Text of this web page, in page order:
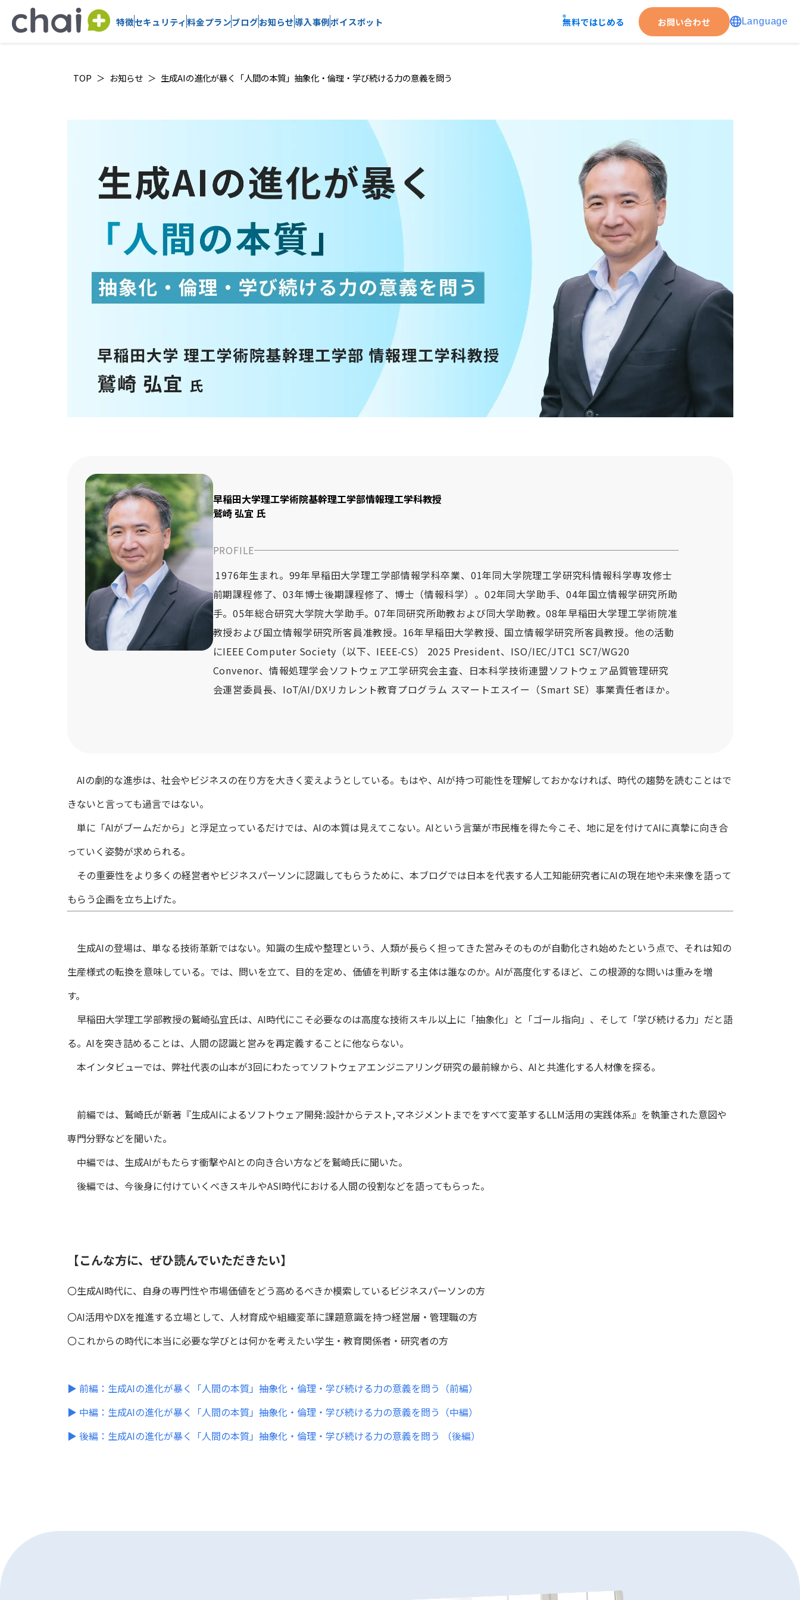
特徴セキュリティ 料金プランブログお知らせ導入事例ボイスボット 無料ではじめる お問い合わせ Language
TOP お知らせ 生成AIの進化が暴く「人間の本質」――抽象化・倫理・学び続ける力の意義を問う
早稲田大学理工学術院基幹理工学部情報理工学科教授
鷲崎 弘宜 氏
PROFILE
1976年生まれ。99年早稲田大学理工学部情報学科卒業、01年同大学院理工学研究科情報科学専攻修士
前期課程修了、03年博士後期課程修了、博士（情報科学）。02年同大学助手、04年国立情報学研究所助
手。05年総合研究大学院大学助手。07年同研究所助教および同大学助教。08年早稲田大学理工学術院准
教授および国立情報学研究所客員准教授。16年早稲田大学教授、国立情報学研究所客員教授。他の活動
にIEEE Computer Society （以下、IEEE-CS）
2025 President、ISO/IEC/JTC1 SC7/WG20
Convenor、情報処理学会ソフトウェア工学研究会主査、日本科学技術連盟ソフトウェア品質管理研究
会運営委員長、IoT/AI/DXリカレント教育プログラム スマートエスイー（Smart SE）事業責任者ほか。
AIの劇的な進歩は、社会やビジネスの在り方を大きく変えようとしている。もはや、AIが持つ可能性を理解しておかなければ、時代の趨勢を読むことはで
きないと言っても過言ではない。
単に「AIがブームだから」と浮足立っているだけでは、AIの本質は見えてこない。AIという言葉が市民権を得た今こそ、地に足を付けてAIに真摯に向き合
っていく姿勢が求められる。
その重要性をより多くの経営者やビジネスパーソンに認識してもらうために、本ブログでは日本を代表する人工知能研究者にAIの現在地や未来像を語って
もらう企画を立ち上げた。
生成AIの登場は、単なる技術革新ではない。知識の生成や整理という、人類が長らく担ってきた営みそのものが自動化され始めたという点で、それは知の
生産様式の転換を意味している。では、問いを立て、目的を定め、価値を判断する主体は誰なのか。AIが高度化するほど、この根源的な問いは重みを増
す。
早稲田大学理工学部教授の鷲崎弘宜氏は、AI時代にこそ必要なのは高度な技術スキル以上に「抽象化」と「ゴール指向」、そして「学び続ける力」だと語
る。AIを突き詰めることは、人間の認識と営みを再定義することに他ならない。
本インタビューでは、弊社代表の山本が3回にわたってソフトウェアエンジニアリング研究の最前線から、AIと共進化する人材像を探る。
前編では、鷲崎氏が新著『生成AIによるソフトウェア開発:設計からテスト,マネジメントまでをすべて変革するLLM活用の実践体系』を執筆された意図や
専門分野などを聞いた。
中編では、生成AIがもたらす衝撃やAIとの向き合い方などを鷲崎氏に聞いた。
後編では、今後身に付けていくべきスキルやASI時代における人間の役割などを語ってもらった。
【こんな方に、ぜひ読んでいただきたい】
〇生成AI時代に、自身の専門性や市場価値をどう高めるべきか模索しているビジネスパーソンの方
〇AI活用やDXを推進する立場として、人材育成や組織変革に課題意識を持つ経営層・管理職の方
〇これからの時代に本当に必要な学びとは何かを考えたい学生・教育関係者・研究者の方
▶ 前編：生成AIの進化が暴く「人間の本質」――抽象化・倫理・学び続ける力の意義を問う（前編）
▶ 中編：生成AIの進化が暴く「人間の本質」――抽象化・倫理・学び続ける力の意義を問う（中編）
▶ 後編： 生成AIの進化が暴く「人間の本質」――抽象化・倫理・学び続ける力の意義を問う （後編）